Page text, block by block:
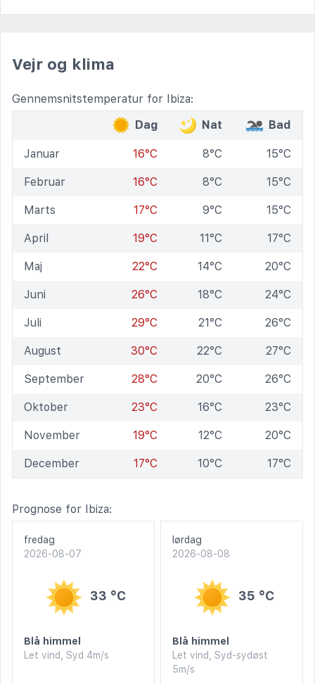
Vejr og klima
Gennemsnitstemperatur for Ibiza:
Dag
Nat Bad
Januar 16°C 8°C 15°C
Februar 16°C 8°C 15°C
Marts 17°C 9°C 15°C
April 19°C 11°C 17°C
Maj 22°C 14°C 20°C
Juni 26°C 18°C 24°C
Juli 29°C 21°C 26°C
August 30°C 22°C 27°C
September 28°C 20°C 26°C
Oktober 23°C 16°C 23°C
November 19°C 12°C 20°C
December 17°C 10°C 17°C
Prognose for Ibiza:
fredag
2026-08-07
33 °C
Blå himmel
Let vind, Syd 4m/s
lørdag
2026-08-08
35 °C
Blå himmel
Let vind, Syd-sydøst
5m/s